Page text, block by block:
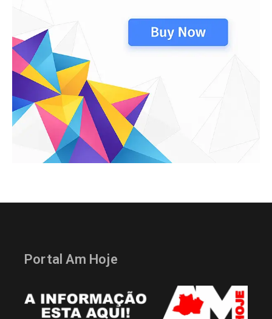
Portal Am Hoje